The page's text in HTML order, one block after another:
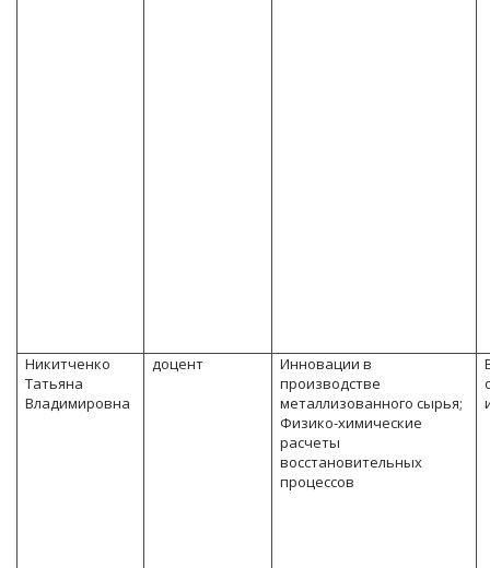
Никитченко
Татьяна
Владимировна
доцент
Инновации в
производстве
металлизованного сырья;
Физико-химические
расчеты
восстановительных
процессов